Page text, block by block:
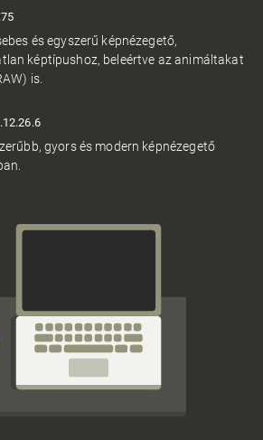
és egyszerű képnézegető,
képtípushoz, beleértve az animáltakat
is.
gyors és modern képnézegető